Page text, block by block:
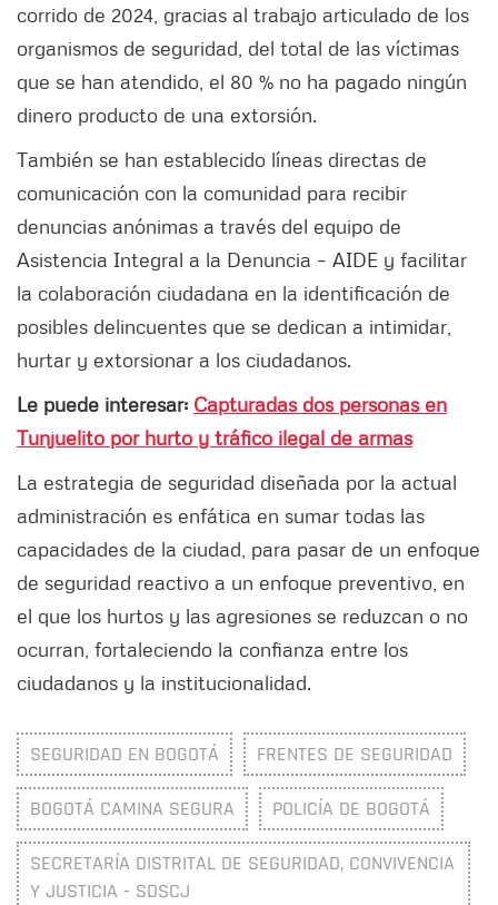
corrido de 2024, gracias al trabajo articulado de los
organismos de seguridad, del total de las víctimas
que se han atendido, el 80 % no ha pagado ningún
dinero producto de una extorsión.
También se han establecido líneas directas de
comunicación con la comunidad para recibir
denuncias anónimas a través del equipo de
Asistencia Integral a la Denuncia – AIDE y facilitar
la colaboración ciudadana en la identificación de
posibles delincuentes que se dedican a intimidar,
hurtar y extorsionar a los ciudadanos.
Le puede interesar: Capturadas dos personas en
Tunjuelito por hurto y tráfico ilegal de armas
La estrategia de seguridad diseñada por la actual
administración es enfática en sumar todas las
capacidades de la ciudad, para pasar de un enfoque
de seguridad reactivo a un enfoque preventivo, en
el que los hurtos y las agresiones se reduzcan o no
ocurran, fortaleciendo la confianza entre los
ciudadanos y la institucionalidad.
SEGURIDAD EN BOGOTÁ FRENTES DE SEGURIDAD
BOGOTÁ CAMINA SEGURA POLICÍA DE BOGOTÁ
SECRETARÍA DISTRITAL DE SEGURIDAD, CONVIVENCIA
Y JUSTICIA - SDSCJ